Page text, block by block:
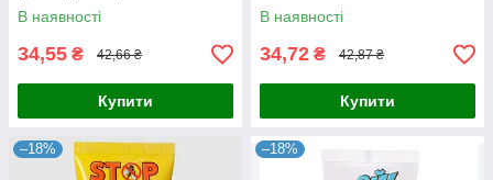
В наявності
34,55 ₴ 42,66 ₴
Купити
В наявності
34,72 ₴ 42,87 ₴
Купити
–18% –18%